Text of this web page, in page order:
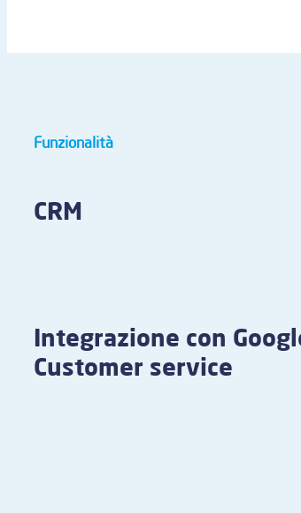
Funzionalità
CRM
Integrazione con
Customer service